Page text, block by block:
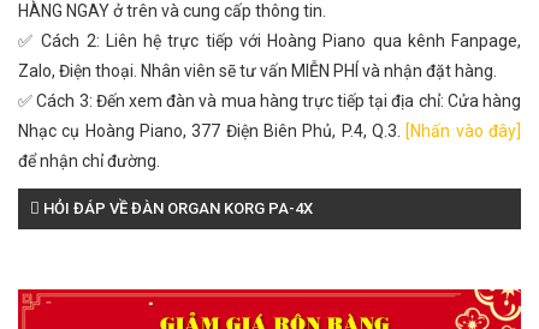
HÀNG NGAY ở trên và cung cấp thông tin.
✅ Cách 2: Liên hệ trực tiếp với Hoàng Piano qua kênh Fanpage,
Zalo, Điện thoại. Nhân viên sẽ tư vấn MIỄN PHÍ và nhận đặt hàng.
✅ Cách 3: Đến xem đàn và mua hàng trực tiếp tại địa chỉ: Cửa hàng
Nhạc cụ Hoàng Piano, 377 Điện Biên Phủ, P.4, Q.3.
[Nhấn vào đây]
để nhận chỉ đường.
HỎI ĐÁP VỀ ĐÀN ORGAN KORG PA-4X